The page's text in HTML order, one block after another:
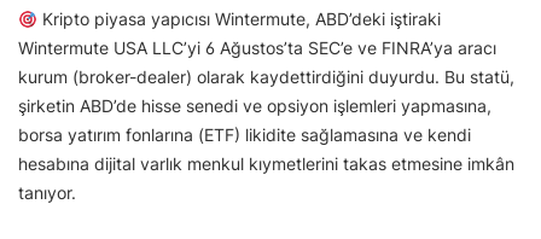
Kripto piyasa yapıcısı Wintermute, ABD’deki iştiraki
Wintermute USA LLC’yi 6 Ağustos’ta SEC’e ve FINRA’ya aracı
kurum (broker-dealer) olarak kaydettirdiğini duyurdu. Bu statü,
şirketin ABD’de hisse senedi ve opsiyon işlemleri yapmasına,
borsa yatırım fonlarına (ETF) likidite sağlamasına ve kendi
hesabına dijital varlık menkul kıymetlerini takas etmesine imkân
tanıyor.